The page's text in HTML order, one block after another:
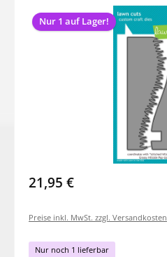
Bildergalerie überspringen
Nur 1 auf Lager!
21,95 €
Preise inkl. MwSt. zzgl. Versandkosten
Nur noch 1 lieferbar